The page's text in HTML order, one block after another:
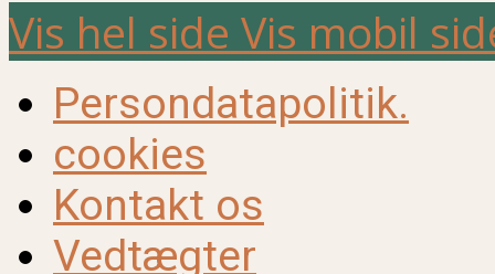
Vis hel side Vis mobil
Persondatapolitik.
cookies
Kontakt os
Vedtægter